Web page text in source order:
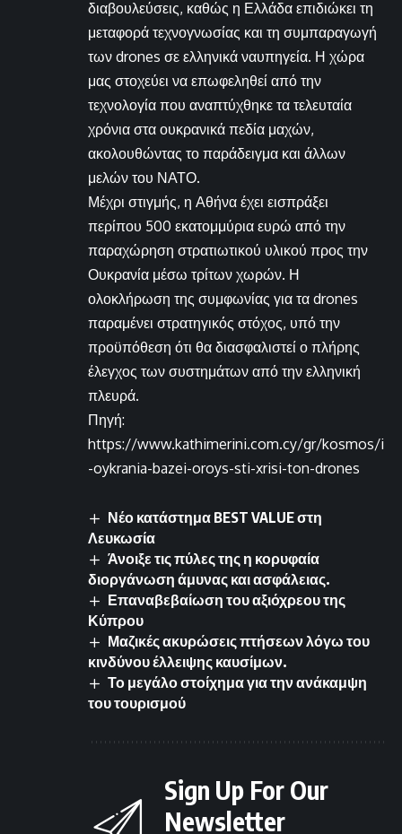
διαβουλεύσεις, καθώς η Ελλάδα επιδιώκει τη
μεταφορά τεχνογνωσίας και τη συμπαραγωγή
των drones σε ελληνικά ναυπηγεία. Η χώρα
μας στοχεύει να επωφεληθεί από την
τεχνολογία που αναπτύχθηκε τα τελευταία
χρόνια στα ουκρανικά πεδία μαχών,
ακολουθώντας το παράδειγμα και άλλων
μελών του ΝΑΤΟ.
Μέχρι στιγμής, η Αθήνα έχει εισπράξει
περίπου 500 εκατομμύρια ευρώ από την
παραχώρηση στρατιωτικού υλικού προς την
Ουκρανία μέσω τρίτων χωρών. Η
ολοκλήρωση της συμφωνίας για τα drones
παραμένει στρατηγικός στόχος, υπό την
προϋπόθεση ότι θα διασφαλιστεί ο πλήρης
έλεγχος των συστημάτων από την ελληνική
πλευρά.
Πηγή:
https://www.kathimerini.com.cy/gr/kosmos/i
-oykrania-bazei-oroys-sti-xrisi-ton-drones
Νέο κατάστημα BEST VALUE στη
Λευκωσία
Άνοιξε τις πύλες της η κορυφαία
διοργάνωση άμυνας και ασφάλειας.
Επαναβεβαίωση του αξιόχρεου της
Κύπρου
Μαζικές ακυρώσεις πτήσεων λόγω του
κινδύνου έλλειψης καυσίμων.
Το μεγάλο στοίχημα για την ανάκαμψη
του τουρισμού
Sign Up For Our
Newsletter